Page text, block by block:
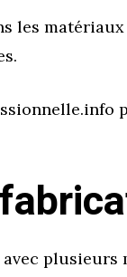
les
plusieurs